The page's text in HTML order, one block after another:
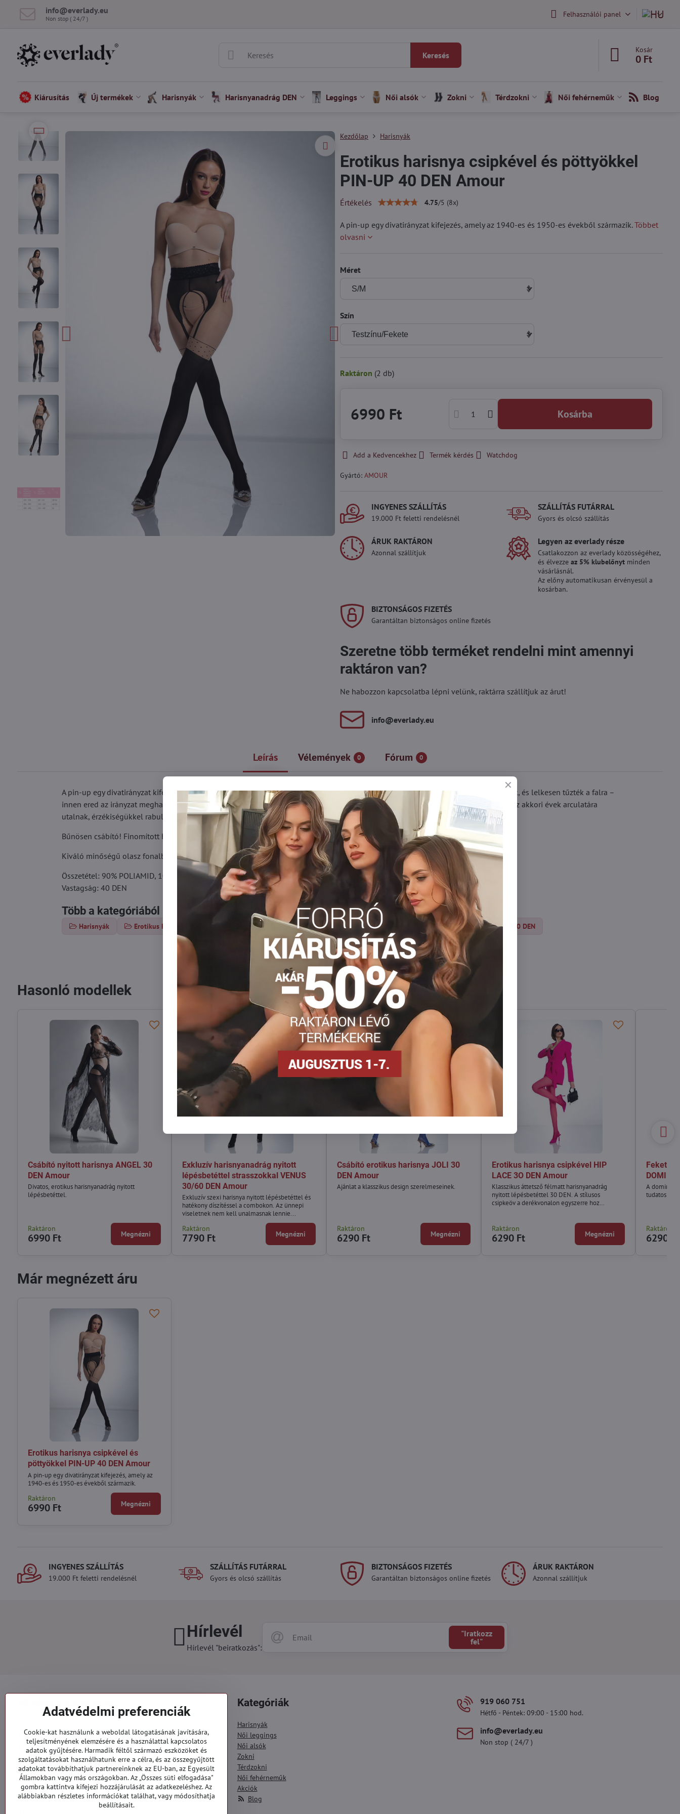
info​@everlady​.eu
Non stop ( 24/7 ) Felhasználói panel
Keresés
Kosár
0 Ft
Kiárusítás Új termékek Harisnyák Harisnyanadrág DEN Leggings Női alsók Zokni Térdzokni Női fehérneműk Blog
Kezdőlap Harisnyák
Erotikus harisnya csipkével és pöttyökkel
PIN-UP 40 DEN Amour
Értékelés 4.75/5 (8x)
A pin-up egy divatirányzat kifejezés, amely az 1940-es és 1950-es évekből származik.Többet
olvasni
Méret
Szín
Raktáron (2 db)
6990 Ft Kosárba
Add a Kedvencekhez Termék kérdés Watchdog
Gyártó: AMOUR
INGYENES SZÁLLÍTÁS
19.000 Ft feletti rendelésnél
SZÁLLÍTÁS FUTÁRRAL
Gyors és olcsó szállítás
ÁRUK RAKTÁRON
Azonnal szállítjuk
Legyen az everlady része
Csatlakozzon az everlady közösségéhez,
és élvezzeaz 5% klubelőnyt minden
vásárlásnál.
Az előny automatikusan érvényesül a
kosárban.
BIZTONSÁGOS FIZETÉS
Garantáltan biztonságos online fizetés
Szeretne több terméket rendelni mint amennyi
raktáron van?
Ne habozzon kapcsolatba lépni velünk, raktárra szállítjuk az árut!
info​@everlady​.eu
Leírás Vélemények 0 Fórum 0
A pin-up egy divatirányzat kifejezés, amely az 1940-es és 1950-es évekből származik. A nők képeit ezután kis poszterekre nyomtatták, és lelkesen tűzték a falra –
innen ered az irányzat meghatározása. Az öltözködés egyik jellegzetes eleme a harisnyakötővel rögzített harisnya volt. Harisnyáink az akkori évek arculatára
utalnak, érzékiségükkel rabul ejtik.
Bűnösen csábító! Finomított harisnya fűszeres nyílással.
Kiváló minőségű olasz fonalból készült. Szilikon borítású csipkepánttal készült.
Összetétel: 90% POLIAMID, 10% ELASTÁN
Vastagság: 40 DEN
Több a kategóriából
Harisnyák Erotikus harisnya Harisnya 30-40 DEN-es Harisnyanadrág DEN Erotické pančuchy Silonky 30-40 DEN
FacebookTwitterBlueskyPinterestReddit LinkedInWhatsApp
E-
mail
Hasonló modellek
Csábító nyitott harisnya ANGEL 30
DEN Amour
Divatos, erotikus harisnyanadrág nyitott
lépésbetéttel.
Raktáron
6990 Ft Megnézni
Exkluzív harisnyanadrág nyitott
lépésbetéttel strasszokkal VENUS
30/60 DEN Amour
Exkluzív szexi harisnya nyitott lépésbetéttel és
hatékony díszítéssel a combokon. Az ünnepi
viseletnek nem kell unalmasnak lennie...
Raktáron
7790 Ft Megnézni
Csábító erotikus harisnya JOLI 30
DEN Amour
Ajánlat a klasszikus design szerelmeseinek.
Raktáron
6290 Ft Megnézni
Erotikus harisnya csipkével HIP
LACE 3O DEN Amour
Klasszikus áttetsző félmatt harisnyanadrág
nyitott lépésbetéttel 30 DEN. A stílusos
csipkeöv a derékvonalon egyszerre hoz
Raktáron
6290 Ft Megnézni
Fekete
A
tudatos
Raktáron
6290 Ft
Már megnézett áru
Erotikus harisnya csipkével és
pöttyökkel PIN-UP 40 DEN Amour
A pin-up egy divatirányzat kifejezés, amely az
1940-es és 1950-es évekből származik.
Raktáron
6990 Ft Megnézni
INGYENES SZÁLLÍTÁS
19.000 Ft feletti rendelésnél
SZÁLLÍTÁS FUTÁRRAL
Gyors és olcsó szállítás
BIZTONSÁGOS FIZETÉS
Garantáltan biztonságos online fizetés
ÁRUK RAKTÁRON
Azonnal szállítjuk
Hírlevél
Hírlevél "beiratkozás":
"Iratkozz
fel"
Általános szerződési feltételek
Személyes adatok védelme
Reklamációs űrlap
Kapcsolatt
Megrendelések
Kategóriák
Harisnyák
Női leggings
Női alsók
Zokni
Térdzokni
Női fehérneműk
Akciók
Blog
919 060 751
Hétfő - Péntek: 09:00 - 15:00 hod.
info​@everlady​.eu
Non stop ( 24/7 )
Adatvédelmi preferenciák
Cookie-kat használunk a weboldal látogatásának javítására,
teljesítményének elemzésére és a használattal kapcsolatos
adatok gyűjtésére. Harmadik féltől származó eszközöket és
szolgáltatásokat használhatunk erre a célra, és az összegyűjtött
adatokat továbbíthatjuk partnereinknek az EU-ban, az Egyesült
Államokban vagy más országokban. Az „Összes süti elfogadása"
gombra kattintva kifejezi hozzájárulását az adatkezeléshez. Az
alábbiakban részletes információkat találhat, vagy módosíthatja
beállításait.